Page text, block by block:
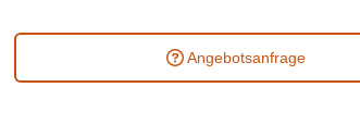
Angebotsanfrage